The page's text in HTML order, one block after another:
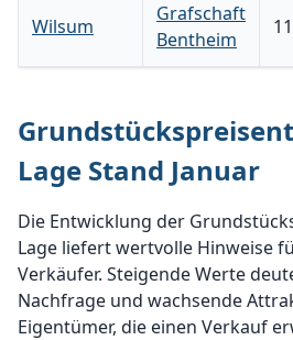
Wilsum
Grafschaft
Bentheim
Lage Stand Januar
Die Entwicklung der
Lage liefert wertvolle Hinweise
Verkäufer. Steigende Werte
Nachfrage und wachsende
Eigentümer, die einen Verkauf